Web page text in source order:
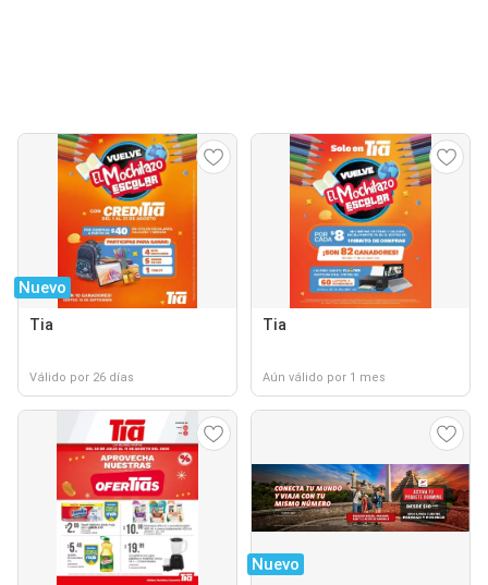
Nuevo
Tia
Válido por 26 días
Tia
Aún válido por 1 mes
Nuevo